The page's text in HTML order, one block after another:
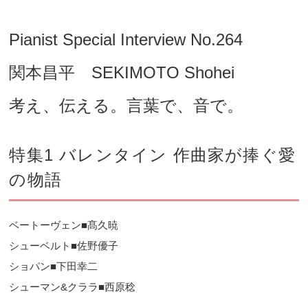
Pianist Special Interview No.264
関本昌平 SEKIMOTO Shohei
考え、伝える。言葉で、音で。
特集1 バレンタイン 作曲家が捧ぐ愛
の物語
ベートーヴェン■髙久暁
シューベルト■佐野優子
ショパン■下田幸二
シューマン&クララ■西原稔